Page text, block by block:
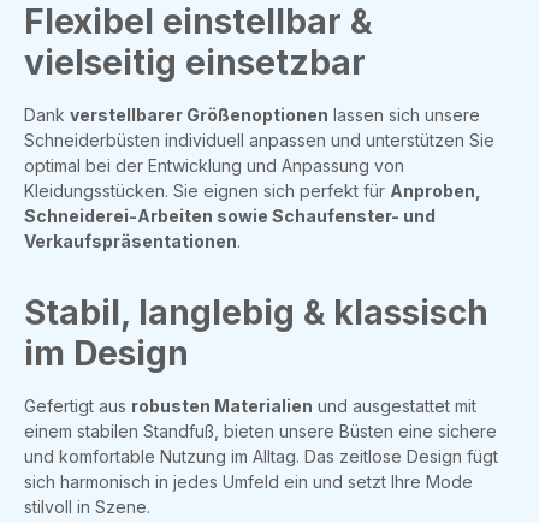
Flexibel einstellbar &
vielseitig einsetzbar
Dank verstellbarer Größenoptionen lassen sich unsere
Schneiderbüsten individuell anpassen und unterstützen Sie
optimal bei der Entwicklung und Anpassung von
Kleidungsstücken. Sie eignen sich perfekt für Anproben,
Schneiderei-Arbeiten sowie Schaufenster- und
Verkaufspräsentationen.
Stabil, langlebig & klassisch
im Design
Gefertigt aus robusten Materialien und ausgestattet mit
einem stabilen Standfuß, bieten unsere Büsten eine sichere
und komfortable Nutzung im Alltag. Das zeitlose Design fügt
sich harmonisch in jedes Umfeld ein und setzt Ihre Mode
stilvoll in Szene.